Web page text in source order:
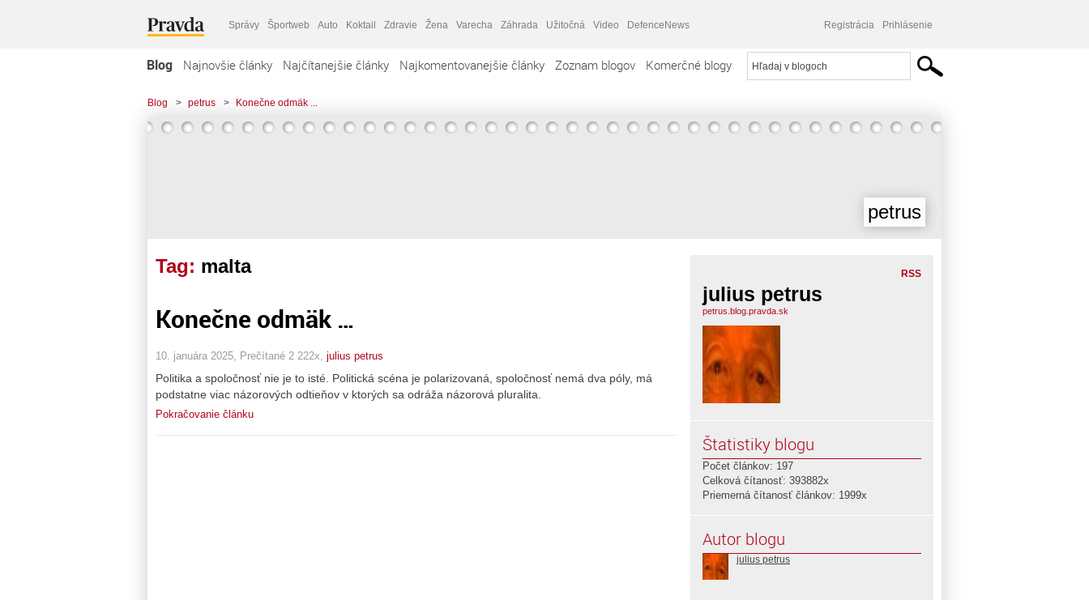
Správy Športweb Auto Koktail Zdravie Žena Varecha Záhrada Užitočná Video DefenceNews Registrácia Prihlásenie
Blog Najnovšie články Najčítanejšie články Najkomentovanejšie články Zoznam blogov Komerčné blogy
Blog > petrus > Konečne odmäk ...
petrus
Tag: malta
Konečne odmäk …
10. januára 2025, Prečítané 2 222x, julius petrus
Politika a spoločnosť nie je to isté. Politická scéna je polarizovaná, spoločnosť nemá dva póly, má
podstatne viac názorových odtieňov v ktorých sa odráža názorová pluralita.
Pokračovanie článku
RSS
julius petrus
petrus.blog.pravda.sk
Štatistiky blogu
Počet článkov: 197
Celková čítanosť: 393882x
Priemerná čítanosť článkov: 1999x
Autor blogu
julius petrus